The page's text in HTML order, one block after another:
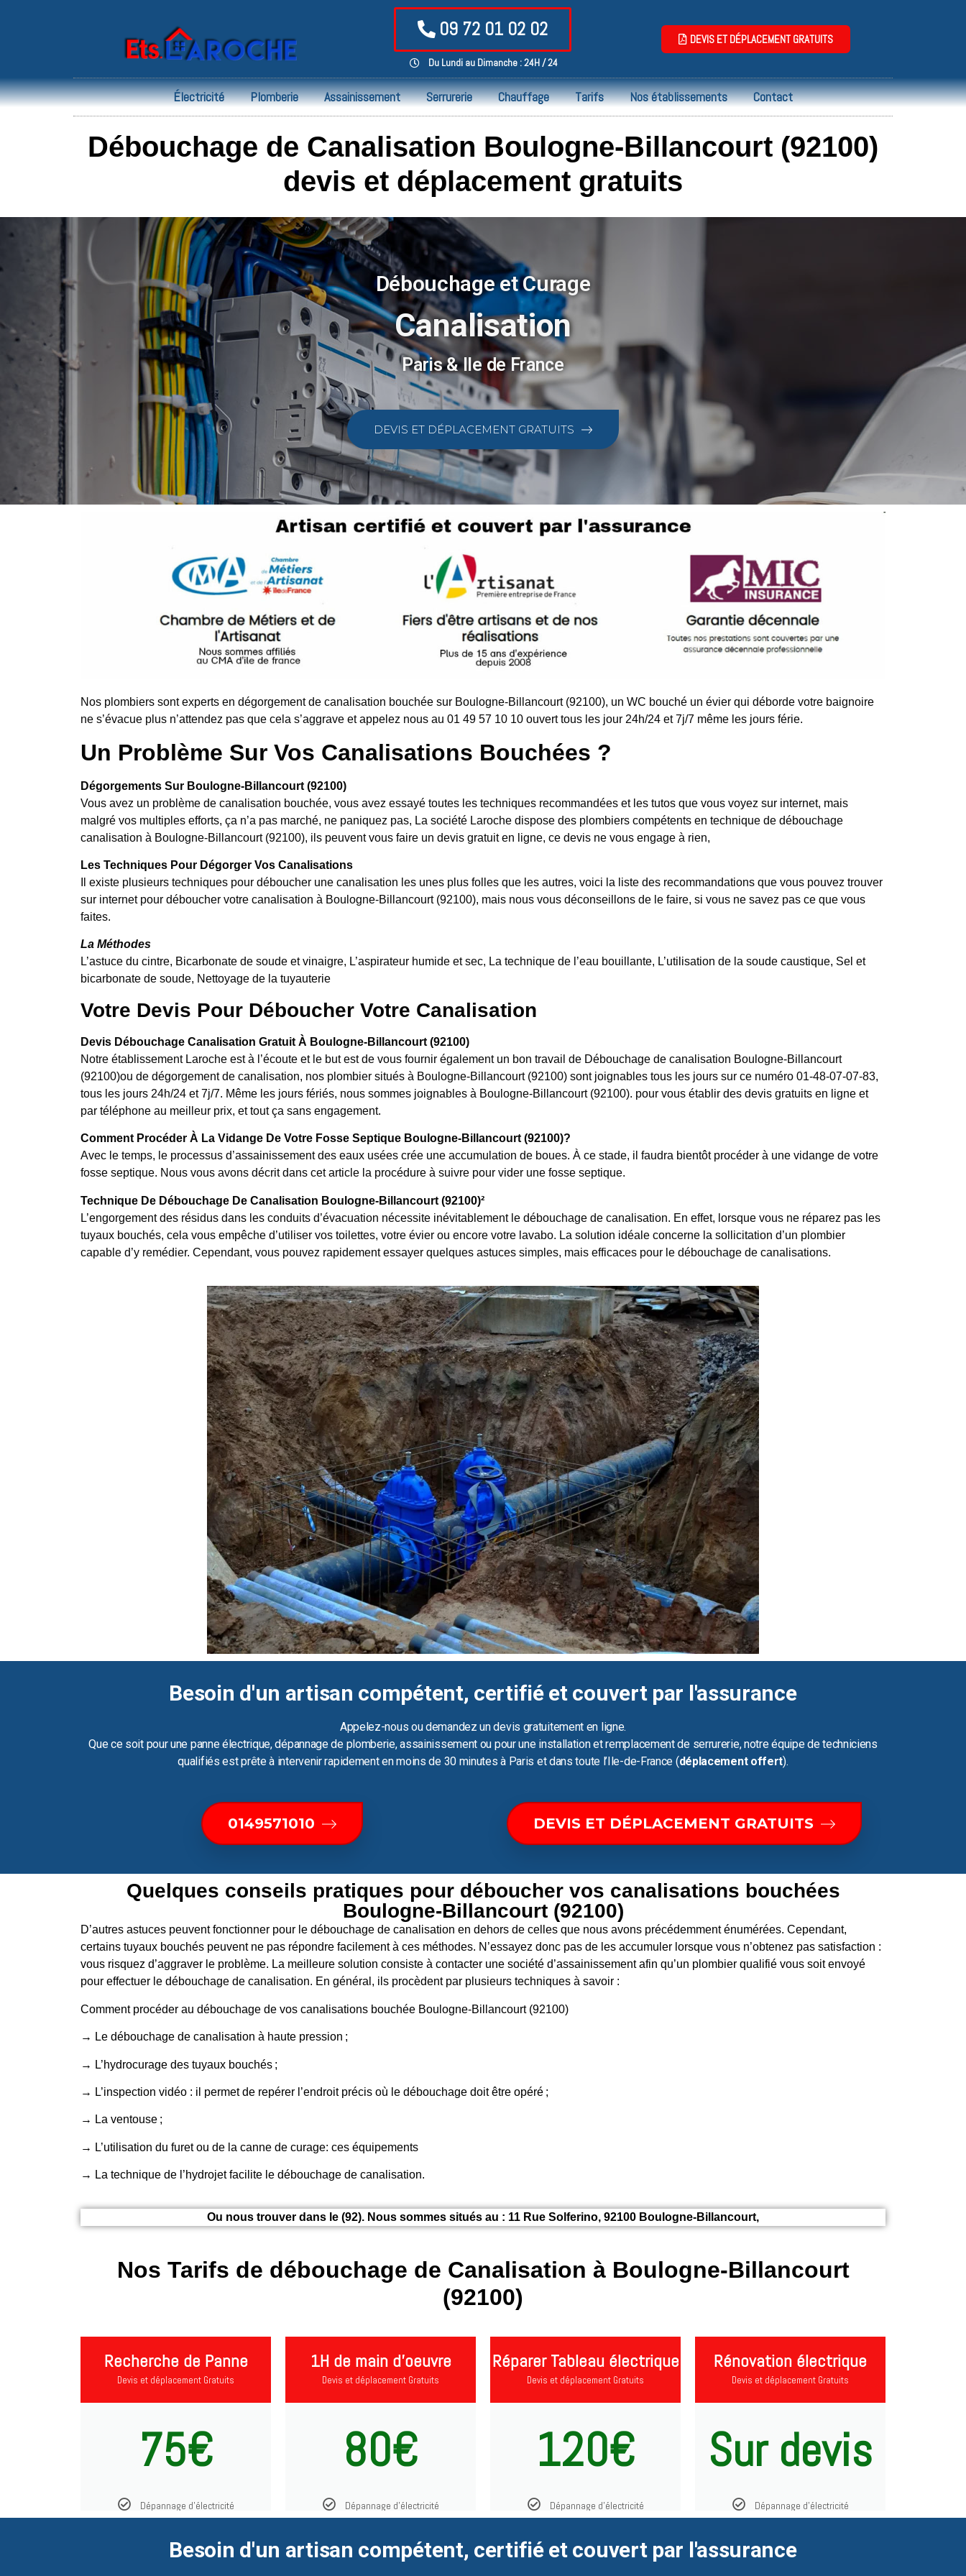
09 72 01 02 02
Du Lundi au Dimanche : 24H / 24
DEVIS ET DÉPLACEMENT GRATUITS
Électricité Plomberie Assainissement Serrurerie Chauffage Tarifs Nos établissements Contact
Débouchage de Canalisation Boulogne-Billancourt (92100)
devis et déplacement gratuits
Débouchage et Curage
Canalisation
Paris & Ile de France
DEVIS ET DÉPLACEMENT GRATUITS
Nos plombiers sont experts en dégorgement de canalisation bouchée sur Boulogne-Billancourt (92100), un WC bouché un évier qui déborde votre baignoire
ne s’évacue plus n’attendez pas que cela s’aggrave et appelez nous au 01 49 57 10 10 ouvert tous les jour 24h/24 et 7j/7 même les jours férie.
Un Problème Sur Vos Canalisations Bouchées ?
Dégorgements Sur Boulogne-Billancourt (92100)
Vous avez un problème de canalisation bouchée, vous avez essayé toutes les techniques recommandées et les tutos que vous voyez sur internet, mais
malgré vos multiples efforts, ça n’a pas marché, ne paniquez pas, La société Laroche dispose des plombiers compétents en technique de débouchage
canalisation à Boulogne-Billancourt (92100), ils peuvent vous faire un devis gratuit en ligne, ce devis ne vous engage à rien,
Les Techniques Pour Dégorger Vos Canalisations
Il existe plusieurs techniques pour déboucher une canalisation les unes plus folles que les autres, voici la liste des recommandations que vous pouvez trouver
sur internet pour déboucher votre canalisation à Boulogne-Billancourt (92100), mais nous vous déconseillons de le faire, si vous ne savez pas ce que vous
faites.
La Méthodes
L’astuce du cintre, Bicarbonate de soude et vinaigre, L’aspirateur humide et sec, La technique de l’eau bouillante, L’utilisation de la soude caustique, Sel et
bicarbonate de soude, Nettoyage de la tuyauterie
Votre Devis Pour Déboucher Votre Canalisation
Devis Débouchage Canalisation Gratuit À Boulogne-Billancourt (92100)
Notre établissement Laroche est à l’écoute et le but est de vous fournir également un bon travail de Débouchage de canalisation Boulogne-Billancourt
(92100)ou de dégorgement de canalisation, nos plombier situés à Boulogne-Billancourt (92100) sont joignables tous les jours sur ce numéro 01-48-07-07-83,
tous les jours 24h/24 et 7j/7. Même les jours fériés, nous sommes joignables à Boulogne-Billancourt (92100). pour vous établir des devis gratuits en ligne et
par téléphone au meilleur prix, et tout ça sans engagement.
Comment Procéder À La Vidange De Votre Fosse Septique Boulogne-Billancourt (92100)?
Avec le temps, le processus d’assainissement des eaux usées crée une accumulation de boues. À ce stade, il faudra bientôt procéder à une vidange de votre
fosse septique. Nous vous avons décrit dans cet article la procédure à suivre pour vider une fosse septique.
Technique De Débouchage De Canalisation Boulogne-Billancourt (92100)²
L’engorgement des résidus dans les conduits d’évacuation nécessite inévitablement le débouchage de canalisation. En effet, lorsque vous ne réparez pas les
tuyaux bouchés, cela vous empêche d’utiliser vos toilettes, votre évier ou encore votre lavabo. La solution idéale concerne la sollicitation d’un plombier
capable d’y remédier. Cependant, vous pouvez rapidement essayer quelques astuces simples, mais efficaces pour le débouchage de canalisations.
Besoin d'un artisan compétent, certifié et couvert par l'assurance
Appelez-nous ou demandez un devis gratuitement en ligne.
Que ce soit pour une panne électrique, dépannage de plomberie, assainissement ou pour une installation et remplacement de serrurerie, notre équipe de techniciens
qualifiés est prête à intervenir rapidement en moins de 30 minutes à Paris et dans toute l’Ile-de-France (déplacement offert).
0149571010 DEVIS ET DÉPLACEMENT GRATUITS
Quelques conseils pratiques pour déboucher vos canalisations bouchées
Boulogne-Billancourt (92100)
D’autres astuces peuvent fonctionner pour le débouchage de canalisation en dehors de celles que nous avons précédemment énumérées. Cependant,
certains tuyaux bouchés peuvent ne pas répondre facilement à ces méthodes. N’essayez donc pas de les accumuler lorsque vous n’obtenez pas satisfaction :
vous risquez d’aggraver le problème. La meilleure solution consiste à contacter une société d’assainissement afin qu’un plombier qualifié vous soit envoyé
pour effectuer le débouchage de canalisation. En général, ils procèdent par plusieurs techniques à savoir :
Comment procéder au débouchage de vos canalisations bouchée Boulogne-Billancourt (92100)
→ Le débouchage de canalisation à haute pression ;
→ L’hydrocurage des tuyaux bouchés ;
→ L’inspection vidéo : il permet de repérer l’endroit précis où le débouchage doit être opéré ;
→ La ventouse ;
→ L’utilisation du furet ou de la canne de curage: ces équipements
→ La technique de l’hydrojet facilite le débouchage de canalisation.
Ou nous trouver dans le (92). Nous sommes situés au : 11 Rue Solferino, 92100 Boulogne-Billancourt,
Nos Tarifs de débouchage de Canalisation à Boulogne-Billancourt
(92100)
Recherche de Panne
Devis et déplacement Gratuits
75€
Dépannage d'électricité
1H de main d'oeuvre
Devis et déplacement Gratuits
80€
Dépannage d'électricité
Réparer Tableau électrique
Devis et déplacement Gratuits
120€
Dépannage d'électricité
Rénovation électrique
Devis et déplacement Gratuits
Sur devis
Dépannage d'électricité
Besoin d'un artisan compétent, certifié et couvert par l'assurance